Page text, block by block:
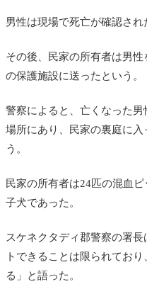
男性は現場で死亡が確認され
その後、民家の所有者は男
の保護施設に送ったという。
警察によると、亡くなった
場所にあり、民家の裏庭に
う。
民家の所有者は24匹の混血
子犬であった。
スケネクタディ郡警察の署
トできることは限られてお
る」と語った。